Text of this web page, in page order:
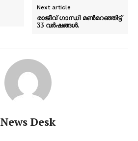
Next article
രാജീവ് ഗാന്ധി മൺമറഞ്ഞിട്ട്
33 വർഷങ്ങൾ.
News Desk